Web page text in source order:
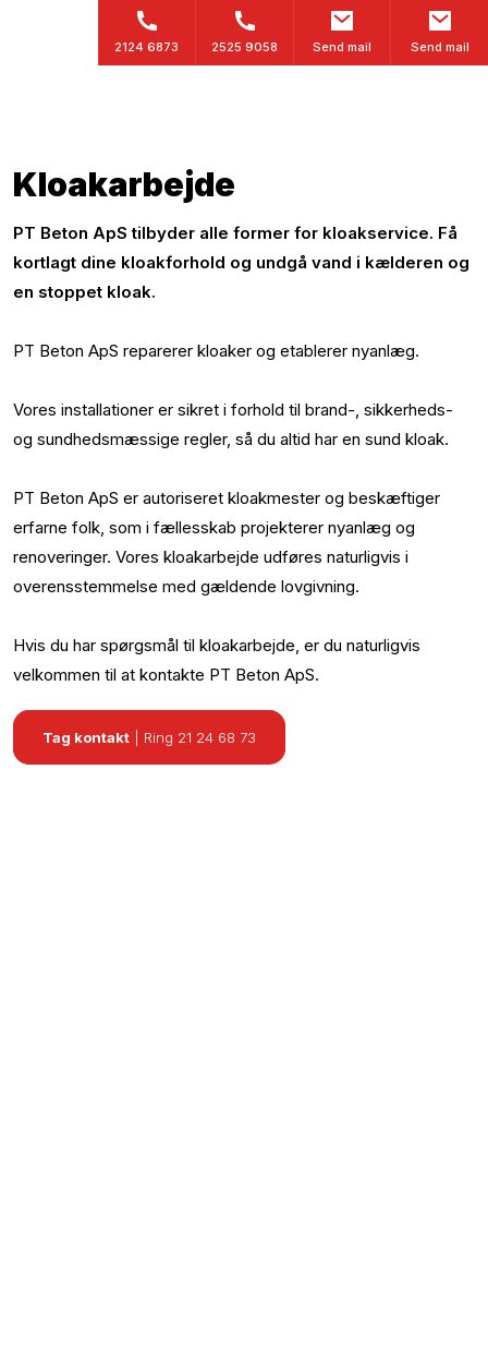
2124 6873 2525 9058 Send mail Send mail
Kloakarbejde​
PT Beton ApS tilbyder alle former for kloakservice. Få
kortlagt dine kloakforhold og undgå vand i kælderen og
en stoppet kloak.
PT Beton ApS reparerer kloaker og etablerer nyanlæg.
Vores installationer er sikret i forhold til brand-, sikkerheds-
og sundhedsmæssige regler, så du altid har en sund kloak.
PT Beton ApS er autoriseret kloakmester og beskæftiger
erfarne folk, som i fællesskab projekterer nyanlæg og
renoveringer. Vores kloakarbejde udføres naturligvis i
overensstemmelse med gældende lovgivning.
Hvis du har spørgsmål til kloakarbejde, er du naturligvis
velkommen til at kontakte PT Beton ApS.
Tag kontakt| Ring 21 24 68 73